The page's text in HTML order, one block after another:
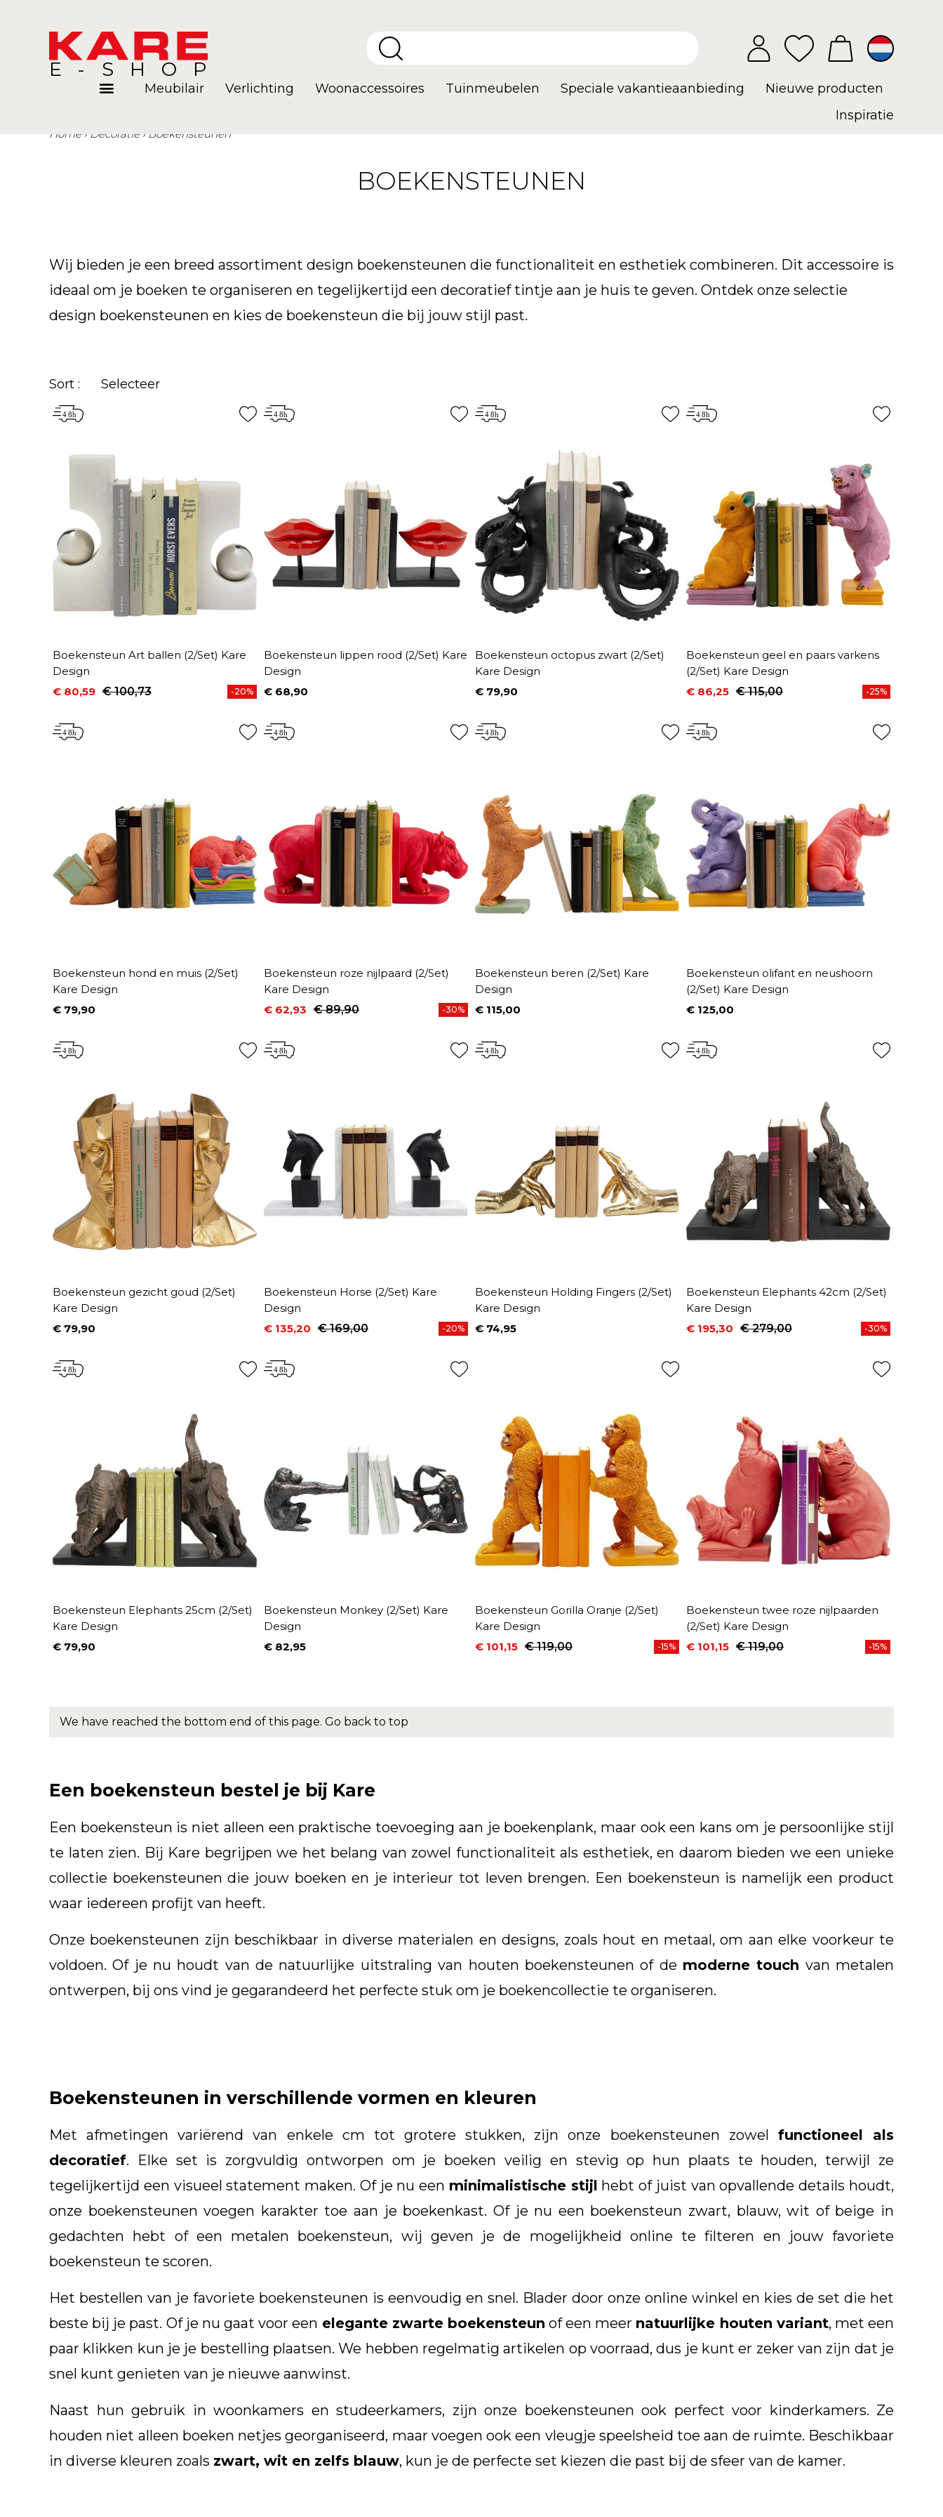
E-SHOP
Meubilair Verlichting Woonaccessoires Tuinmeubelen Speciale vakantieaanbieding
Nieuwe producten
Inspiratie
Home Décoratie Boekensteunen
BOEKENSTEUNEN
Wij bieden je een breed assortiment design boekensteunen die functionaliteit en esthetiek combineren. Dit accessoire is
ideaal om je boeken te organiseren en tegelijkertijd een decoratief tintje aan je huis te geven. Ontdek onze selectie
design boekensteunen en kies de boekensteun die bij jouw stijl past.
Sort : Selecteer
Boekensteun Art ballen (2/Set) Kare
Design
Prijs
€ 80,59
Normale prijs
€ 100,73 -20%
Boekensteun lippen rood (2/Set) Kare
Design
Prijs
€ 68,90
Boekensteun octopus zwart (2/Set)
Kare Design
Prijs
€ 79,90
Boekensteun geel en paars varkens
(2/Set) Kare Design
Prijs
€ 86,25
Normale prijs
€ 115,00 -25%
Boekensteun hond en muis (2/Set)
Kare Design
Prijs
€ 79,90
Boekensteun roze nijlpaard (2/Set)
Kare Design
Prijs
€ 62,93
Normale prijs
€ 89,90 -30%
Boekensteun beren (2/Set) Kare
Design
Prijs
€ 115,00
Boekensteun olifant en neushoorn
(2/Set) Kare Design
Prijs
€ 125,00
Boekensteun gezicht goud (2/Set)
Kare Design
Prijs
€ 79,90
Boekensteun Horse (2/Set) Kare
Design
Prijs
€ 135,20
Normale prijs€ 169,00 -20%
Boekensteun Holding Fingers (2/Set)
Kare Design
Prijs
€ 74,95
Boekensteun Elephants 42cm (2/Set)
Kare Design
Prijs
€ 195,30
Normale prijs€ 279,00 -30%
Boekensteun Elephants 25cm (2/Set)
Kare Design
Prijs
€ 79,90
Boekensteun Monkey (2/Set) Kare
Design
Prijs
€ 82,95
Boekensteun Gorilla Oranje (2/Set)
Kare Design
Prijs
€ 101,15
Normale prijs
€ 119,00 -15%
Boekensteun twee roze nijlpaarden
(2/Set) Kare Design
Prijs
€ 101,15
Normale prijs
€ 119,00 -15%
We have reached the bottom end of this page. Go back to top
Een boekensteun bestel je bij Kare
Een boekensteun is niet alleen een praktische toevoeging aan je boekenplank, maar ook een kans om je persoonlijke stijl
te laten zien. Bij Kare begrijpen we het belang van zowel functionaliteit als esthetiek, en daarom bieden we een unieke
collectie boekensteunen die jouw boeken en je interieur tot leven brengen. Een boekensteun is namelijk een product
waar iedereen profijt van heeft.
Onze boekensteunen zijn beschikbaar in diverse materialen en designs, zoals hout en metaal, om aan elke voorkeur te
voldoen. Of je nu houdt van de natuurlijke uitstraling van houten boekensteunen of de moderne touch van metalen
ontwerpen, bij ons vind je gegarandeerd het perfecte stuk om je boekencollectie te organiseren.
Boekensteunen in verschillende vormen en kleuren
Met afmetingen variërend van enkele cm tot grotere stukken, zijn onze boekensteunen zowel functioneel als
decoratief. Elke set is zorgvuldig ontworpen om je boeken veilig en stevig op hun plaats te houden, terwijl ze
tegelijkertijd een visueel statement maken. Of je nu een minimalistische stijl hebt of juist van opvallende details houdt,
onze boekensteunen voegen karakter toe aan je boekenkast. Of je nu een boekensteun zwart, blauw, wit of beige in
gedachten hebt of een metalen boekensteun, wij geven je de mogelijkheid online te filteren en jouw favoriete
boekensteun te scoren.
Het bestellen van je favoriete boekensteunen is eenvoudig en snel. Blader door onze online winkel en kies de set die het
beste bij je past. Of je nu gaat voor een elegante zwarte boekensteun of een meer natuurlijke houten variant, met een
paar klikken kun je je bestelling plaatsen. We hebben regelmatig artikelen op voorraad, dus je kunt er zeker van zijn dat je
snel kunt genieten van je nieuwe aanwinst.
Naast hun gebruik in woonkamers en studeerkamers, zijn onze boekensteunen ook perfect voor kinderkamers. Ze
houden niet alleen boeken netjes georganiseerd, maar voegen ook een vleugje speelsheid toe aan de ruimte. Beschikbaar
in diverse kleuren zoals zwart, wit en zelfs blauw, kun je de perfecte set kiezen die past bij de sfeer van de kamer.